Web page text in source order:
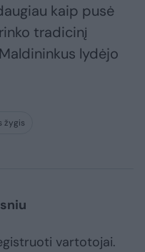
kaip pusė
tradicinį
lydėjo
žygis
vartotojai.